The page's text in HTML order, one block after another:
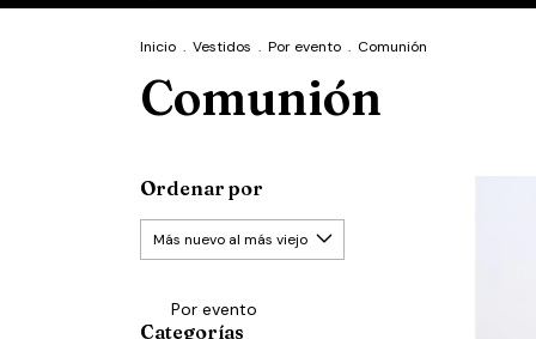
Inicio . Vestidos . Por evento . Comunión
Comunión
Ordenar por
Por evento
Categorías